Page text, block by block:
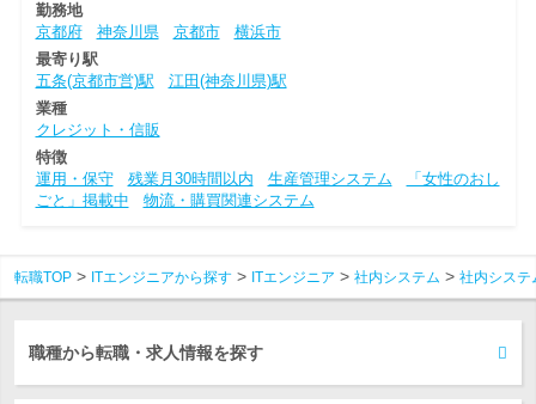
勤務地
京都府
神奈川県 京都市
横浜市
最寄り駅
五条(京都市営)駅
江田(神奈川県)駅
業種
クレジット・信販
特徴
運用・保守
残業月30時間以内 生産管理システム
「女性のおし
ごと」掲載中
物流・購買関連システム
転職TOP ITエンジニアから探す ITエンジニア 社内システム 社内システ
職種から転職・求人情報を探す